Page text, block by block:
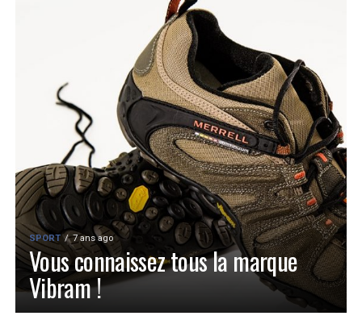
SPORT 7 ans ago
Vous connaissez tous la marque
Vibram !